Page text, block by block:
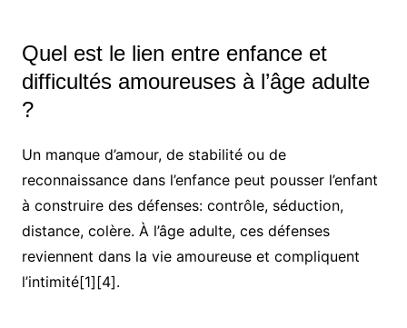
Quel est le lien entre enfance et
difficultés amoureuses à l’âge adulte
?
Un manque d’amour, de stabilité ou de
reconnaissance dans l’enfance peut pousser l’enfant
à construire des défenses: contrôle, séduction,
distance, colère. À l’âge adulte, ces défenses
reviennent dans la vie amoureuse et compliquent
l’intimité[1][4].